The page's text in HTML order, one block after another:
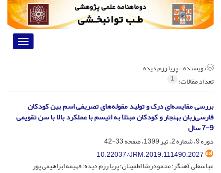
Toggle
نویسنده =پریا رزم دیده
تعداد مقالات: 1
بررسی مقایسه‌ای درک و تولید مقوله‌های تصریفی اسم بین کودکان
فارسی‌زبان بهنجار و کودکان مبتلا به اتیسم با عملکرد بالا با سن تقویمی
9-7 سال
دوره 9، شماره 2، تیر 1399، صفحه
33-42
10.22037/JRM.2019.111490.2027
عباسعلی آهنگر؛ محمودرضا اطمینان؛ پریا رزم دیده؛ فهیمه ابراهیمی پور